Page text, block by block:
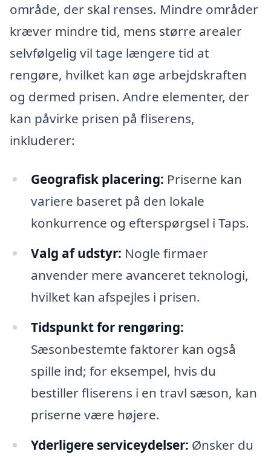
område, der skal renses. Mindre områder
kræver mindre tid, mens større arealer
selvfølgelig vil tage længere tid at
rengøre, hvilket kan øge arbejdskraften
og dermed prisen. Andre elementer, der
kan påvirke prisen på fliserens,
inkluderer:
Geografisk placering: Priserne kan
variere baseret på den lokale
konkurrence og efterspørgsel i Taps.
Valg af udstyr: Nogle firmaer
anvender mere avanceret teknologi,
hvilket kan afspejles i prisen.
Tidspunkt for rengøring:
Sæsonbestemte faktorer kan også
spille ind; for eksempel, hvis du
bestiller fliserens i en travl sæson, kan
priserne være højere.
Yderligere serviceydelser: Ønsker du